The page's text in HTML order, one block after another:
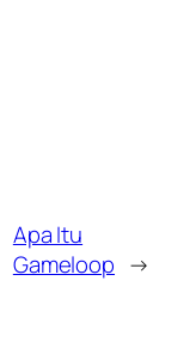
Apa Itu
Gameloop →